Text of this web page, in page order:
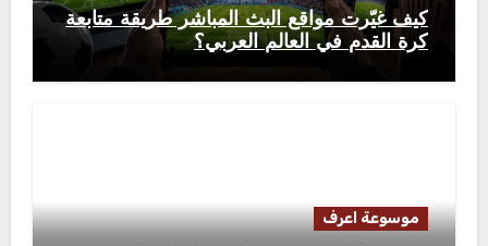
كيف غيّرت مواقع البث المباشر طريقة متابعة
كرة القدم في العالم العربي؟
موسوعة اعرف